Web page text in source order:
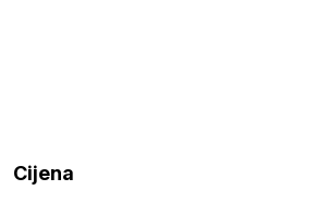
Cijena